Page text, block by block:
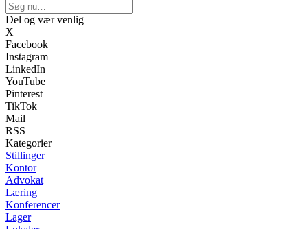
Del og vær venlig
X
Facebook
Instagram
LinkedIn
YouTube
Pinterest
TikTok
Mail
RSS
Kategorier
Stillinger
Kontor
Advokat
Læring
Konferencer
Lager